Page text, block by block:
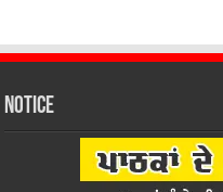
Notice